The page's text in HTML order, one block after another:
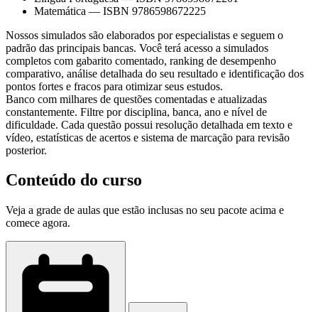
Matemática — ISBN 9786598672225
Nossos simulados são elaborados por especialistas e seguem o
padrão das principais bancas. Você terá acesso a simulados
completos com gabarito comentado, ranking de desempenho
comparativo, análise detalhada do seu resultado e identificação dos
pontos fortes e fracos para otimizar seus estudos.
Banco com milhares de questões comentadas e atualizadas
constantemente. Filtre por disciplina, banca, ano e nível de
dificuldade. Cada questão possui resolução detalhada em texto e
vídeo, estatísticas de acertos e sistema de marcação para revisão
posterior.
Conteúdo do curso
Veja a grade de aulas que estão inclusas no seu pacote acima e
comece agora.